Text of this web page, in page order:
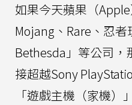
如果今天蘋果（
Mojang、Rare、忍
Bethesda」等公司，
接超越Sony
「遊戲主機（家機